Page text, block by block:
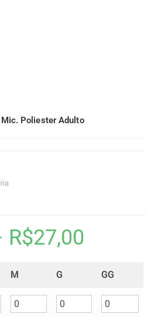
Poliester Adulto
R$27,00
M G GG